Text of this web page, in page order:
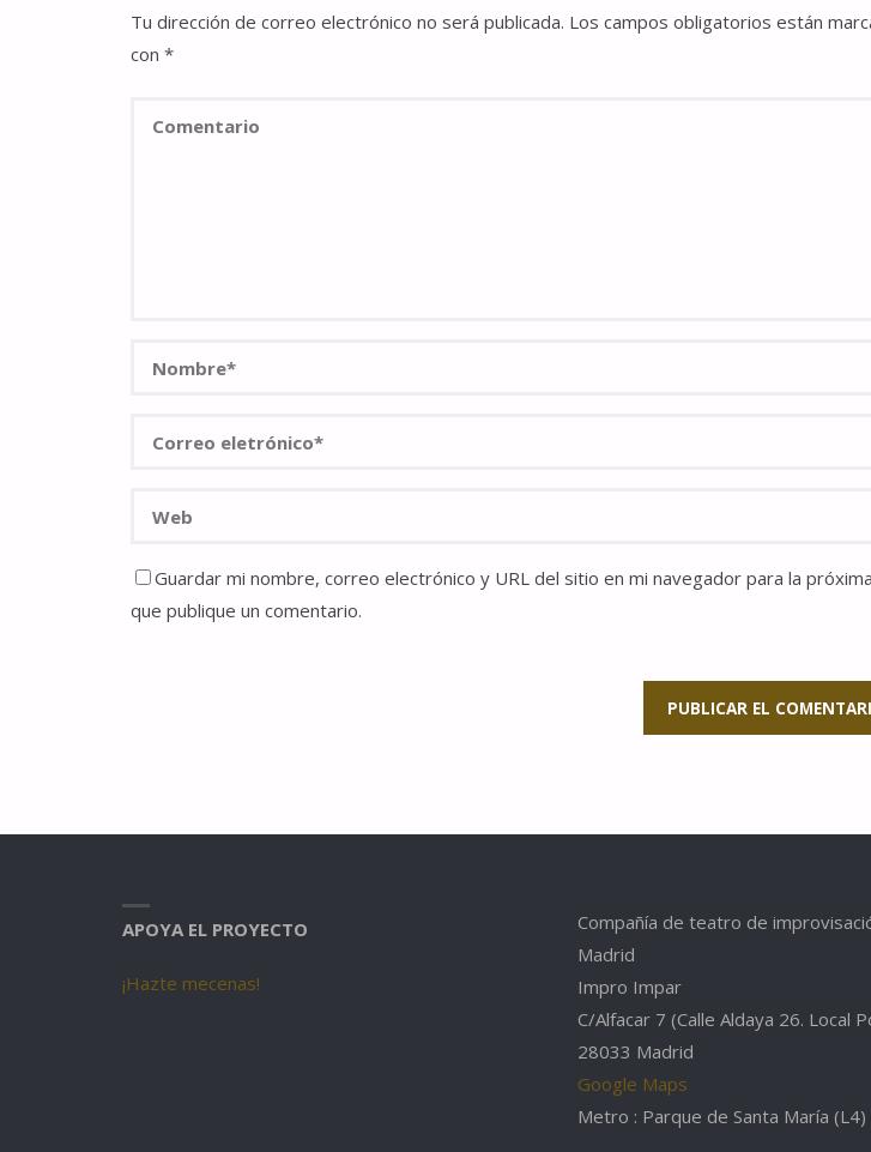
Tu dirección de correo electrónico no será publicada. Los campos obligatorios están
con*
Guardar mi nombre, correo electrónico y URL del sitio en mi navegador para la
que publique un comentario.
APOYA EL PROYECTO
¡Hazte mecenas!
Compañía de teatro de
Madrid
Impro Impar
C/Alfacar 7 (Calle Aldaya 26. Local
28033 Madrid
Google Maps
Metro : Parque de Santa María (L4)